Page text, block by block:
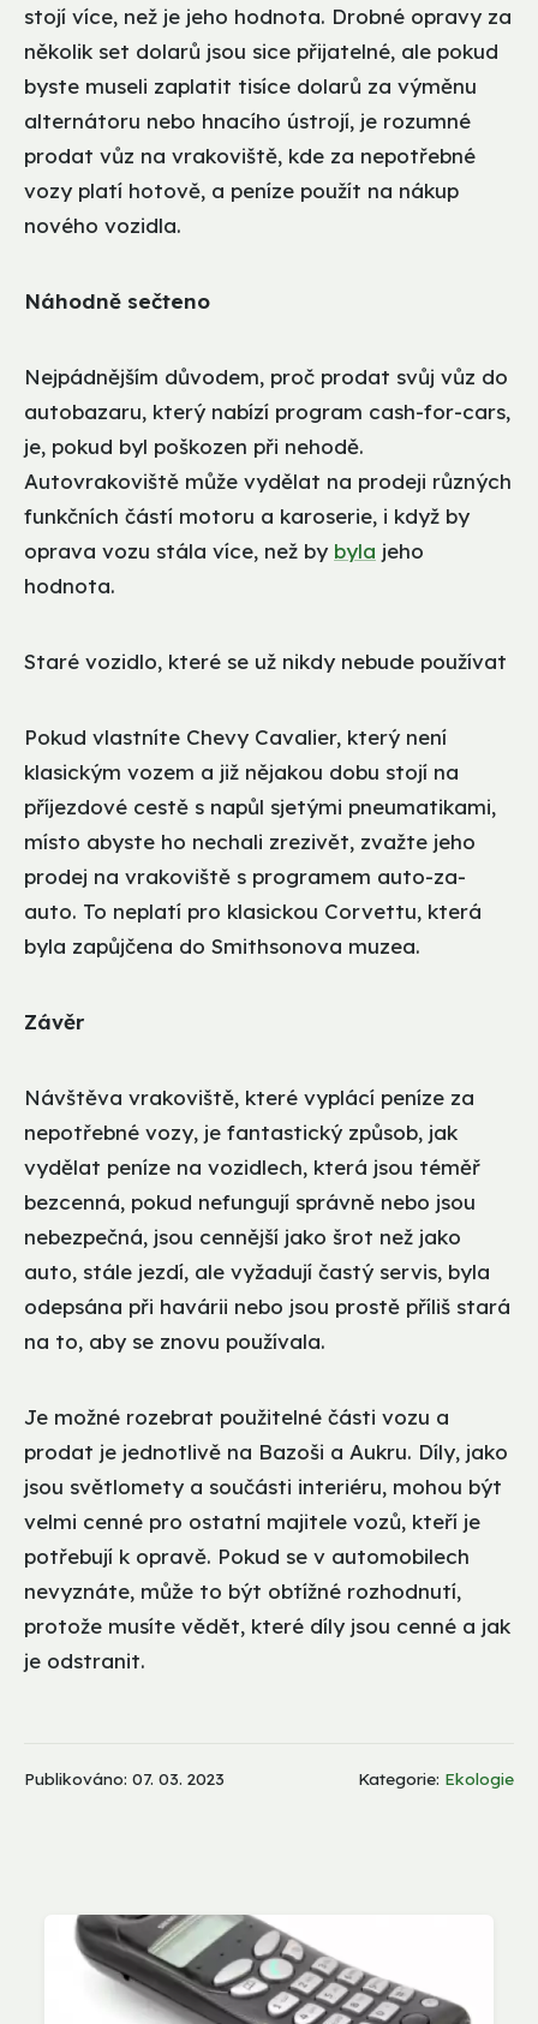
stojí více, než je jeho hodnota. Drobné opravy za
několik set dolarů jsou sice přijatelné, ale pokud
byste museli zaplatit tisíce dolarů za výměnu
alternátoru nebo hnacího ústrojí, je rozumné
prodat vůz na vrakoviště, kde za nepotřebné
vozy platí hotově, a peníze použít na nákup
nového vozidla.
Náhodně sečteno
Nejpádnějším důvodem, proč prodat svůj vůz do
autobazaru, který nabízí program cash-for-cars,
je, pokud byl poškozen při nehodě.
Autovrakoviště může vydělat na prodeji různých
funkčních částí motoru a karoserie, i když by
oprava vozu stála více, než by byla jeho
hodnota.
Staré vozidlo, které se už nikdy nebude používat
Pokud vlastníte Chevy Cavalier, který není
klasickým vozem a již nějakou dobu stojí na
příjezdové cestě s napůl sjetými pneumatikami,
místo abyste ho nechali zrezivět, zvažte jeho
prodej na vrakoviště s programem auto-za-
auto. To neplatí pro klasickou Corvettu, která
byla zapůjčena do Smithsonova muzea.
Závěr
Návštěva vrakoviště, které vyplácí peníze za
nepotřebné vozy, je fantastický způsob, jak
vydělat peníze na vozidlech, která jsou téměř
bezcenná, pokud nefungují správně nebo jsou
nebezpečná, jsou cennější jako šrot než jako
auto, stále jezdí, ale vyžadují častý servis, byla
odepsána při havárii nebo jsou prostě příliš stará
na to, aby se znovu používala.
Je možné rozebrat použitelné části vozu a
prodat je jednotlivě na Bazoši a Aukru. Díly, jako
jsou světlomety a součásti interiéru, mohou být
velmi cenné pro ostatní majitele vozů, kteří je
potřebují k opravě. Pokud se v automobilech
nevyznáte, může to být obtížné rozhodnutí,
protože musíte vědět, které díly jsou cenné a jak
je odstranit.
Publikováno: 07. 03. 2023 Kategorie: Ekologie